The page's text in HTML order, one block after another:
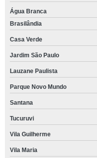
Água Branca
Brasilândia
Casa Verde
Jardim São Paulo
Lauzane Paulista
Parque Novo Mundo
Santana
Tucuruvi
Vila Guilherme
Vila Maria